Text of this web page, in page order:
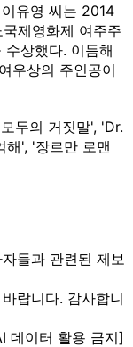
유영 씨는 2014
제영화제 여주주
상했다. 이듬해
우상의 주인공이
두의 거짓말', 'Dr.
해', '장르만 로맨
들과 관련된 제보
랍니다. 감사합니
데이터 활용 금지]